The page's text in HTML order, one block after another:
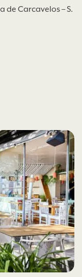
de Carcavelos – S.